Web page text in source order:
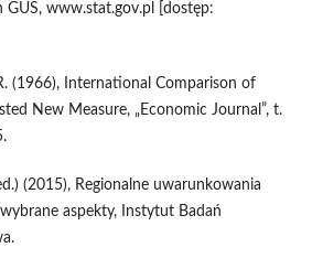
GUS, www.stat.gov.pl [dostęp:
(1966), International Comparison of
New Measure, „Economic Journal”, t.
(2015), Regionalne uwarunkowania
aspekty, Instytut Badań